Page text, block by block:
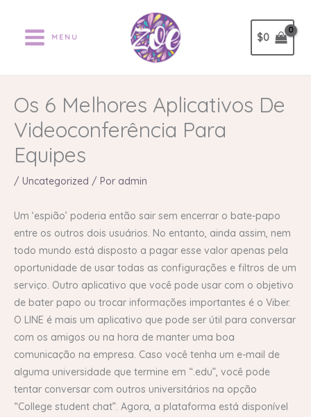
contenido
MENU $0
Os 6 Melhores Aplicativos De
Videoconferência Para
Equipes
/ Uncategorized / Por admin
Um ‘espião’ poderia então sair sem encerrar o bate-papo
entre os outros dois usuários. No entanto, ainda assim, nem
todo mundo está disposto a pagar esse valor apenas pela
oportunidade de usar todas as configurações e filtros de um
serviço. Outro aplicativo que você pode usar com o objetivo
de bater papo ou trocar informações importantes é o Viber.
O LINE é mais um aplicativo que pode ser útil para conversar
com os amigos ou na hora de manter uma boa
comunicação na empresa. Caso você tenha um e-mail de
alguma universidade que termine em “.edu”, você pode
tentar conversar com outros universitários na opção
“College student chat”. Agora, a plataforma está disponível